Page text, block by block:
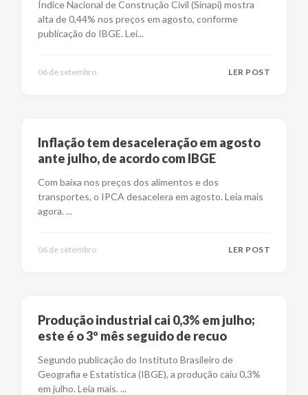
Índice Nacional de Construção Civil (Sinapi) mostra
alta de 0,44% nos preços em agosto, conforme
publicação do IBGE. Lei...
06 de setembro LER POST
Inflação tem desaceleração em agosto
ante julho, de acordo com IBGE
Com baixa nos preços dos alimentos e dos
transportes, o IPCA desacelera em agosto. Leia mais
agora. ...
06 de setembro LER POST
Produção industrial cai 0,3% em julho;
este é o 3º mês seguido de recuo
Segundo publicação do Instituto Brasileiro de
Geografia e Estatística (IBGE), a produção caiu 0,3%
em julho. Leia mais. ...